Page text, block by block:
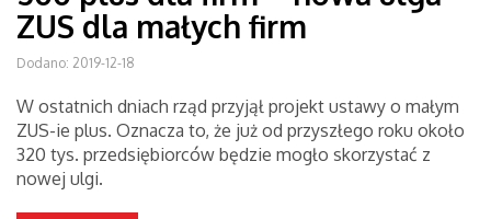
ZUS dla małych firm
Dodano: 2019-12-18
W ostatnich dniach rząd przyjął projekt ustawy o małym
ZUS-ie plus. Oznacza to, że już od przyszłego roku około
320 tys. przedsiębiorców będzie mogło skorzystać z
nowej ulgi.